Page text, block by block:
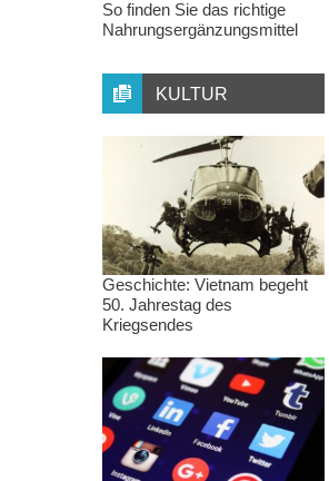
So finden Sie das richtige
Nahrungsergänzungsmittel
KULTUR
Geschichte: Vietnam begeht
50. Jahrestag des
Kriegsendes